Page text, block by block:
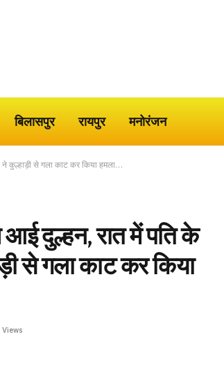
बिलासपुर रायपुर मनोरंजन
ने कुल्हाड़ी से गला काट कर किया हमला…
दुल्हन, रात में पति के
से गला काट कर किया
Views